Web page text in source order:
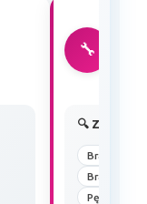
🔧
🔍
Brak
Brak kąta
Pęcherze